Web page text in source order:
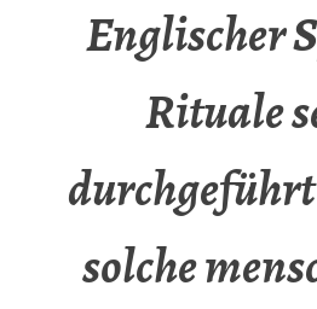
Englischer
Rituale
solche